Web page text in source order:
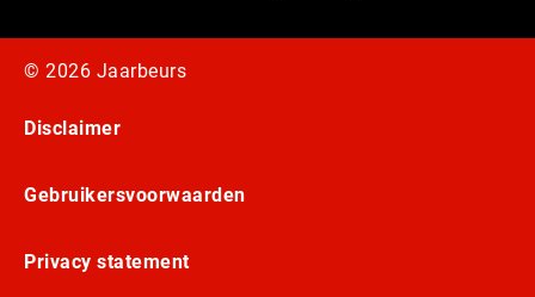
© 2026 Jaarbeurs
Disclaimer
Gebruikersvoorwaarden
Privacy statement